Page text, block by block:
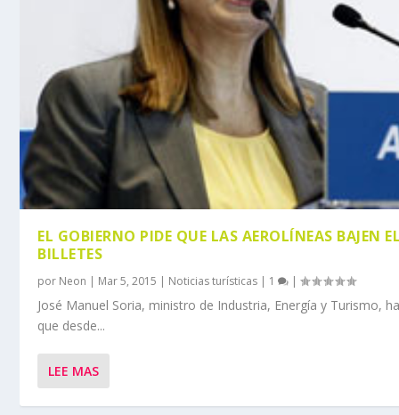
EL GOBIERNO PIDE QUE LAS AEROLÍNEAS BAJEN
BILLETES
por Neon | Mar 5, 2015 | Noticias turísticas | 1 |
José Manuel Soria, ministro de Industria, Energía y Turismo,
que desde...
LEE MAS